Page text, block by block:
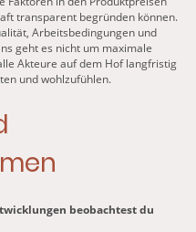
transparent begründen können.
Arbeitsbedingungen und
geht es nicht um maximale
Akteure auf dem Hof langfristig
und wohlzufühlen.
beobachtest du